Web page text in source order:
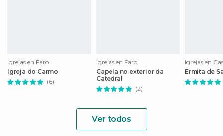
Igrejas en Faro
Igreja do Carmo
(6)
Igrejas en Faro
Capela no exterior da
Catedral
(2)
Igrejas en
Ermita de
Ver todos